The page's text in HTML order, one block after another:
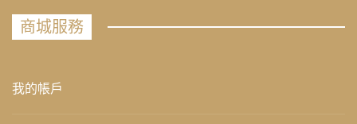
商城服務
我的帳戶